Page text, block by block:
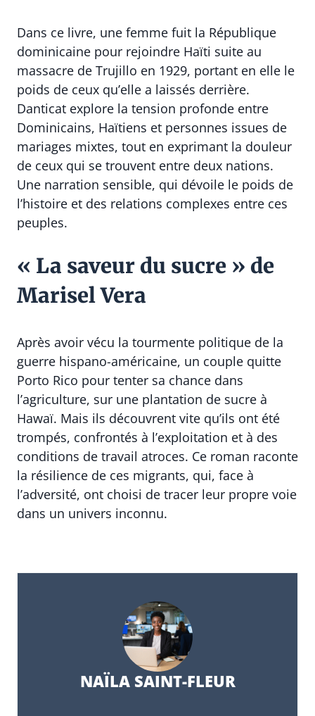
Dans ce livre, une femme fuit la République
dominicaine pour rejoindre Haïti suite au
massacre de Trujillo en 1929, portant en elle le
poids de ceux qu’elle a laissés derrière.
Danticat explore la tension profonde entre
Dominicains, Haïtiens et personnes issues de
mariages mixtes, tout en exprimant la douleur
de ceux qui se trouvent entre deux nations.
Une narration sensible, qui dévoile le poids de
l’histoire et des relations complexes entre ces
peuples.
« La saveur du sucre » de
Marisel Vera
Après avoir vécu la tourmente politique de la
guerre hispano-américaine, un couple quitte
Porto Rico pour tenter sa chance dans
l’agriculture, sur une plantation de sucre à
Hawaï. Mais ils découvrent vite qu’ils ont été
trompés, confrontés à l’exploitation et à des
conditions de travail atroces. Ce roman raconte
la résilience de ces migrants, qui, face à
l’adversité, ont choisi de tracer leur propre voie
dans un univers inconnu.
NAÏLA SAINT-FLEUR